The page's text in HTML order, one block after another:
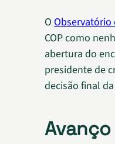
O Observatório
COP como
abertura do
presidente de
decisão final